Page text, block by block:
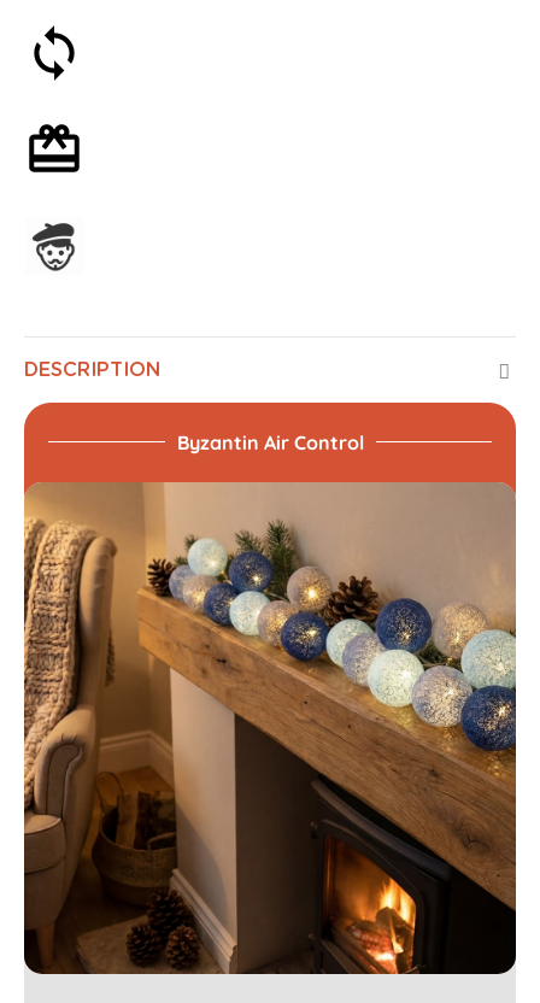
DESCRIPTION
Byzantin Air Control